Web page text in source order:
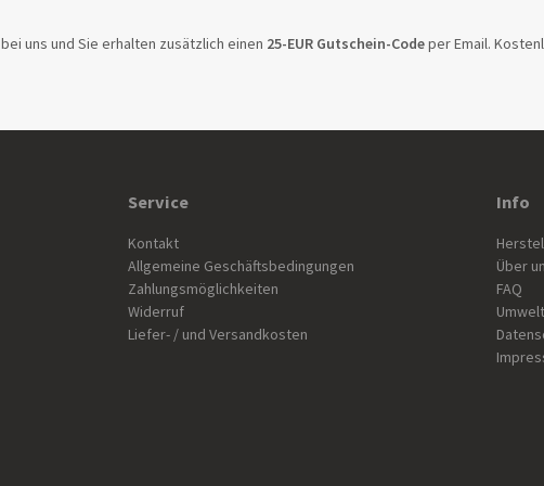
bei uns und Sie erhalten zusätzlich einen 25-EUR Gutschein-Codeper Email.
Service
Kontakt
Allgemeine Geschäftsbedingungen
Zahlungsmöglichkeiten
Widerruf
Liefer- / und Versandkosten
Info
Über
FAQ